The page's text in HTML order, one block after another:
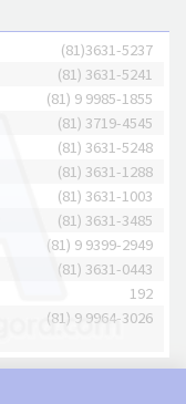
(81)3631-5237
(81) 3631-5241
(81) 9 9985-1855
(81) 3719-4545
(81) 3631-5248
(81) 3631-1288
(81) 3631-1003
(81) 3631-3485
(81) 9 9399-2949
(81) 3631-0443
192
(81) 9 9964-3026